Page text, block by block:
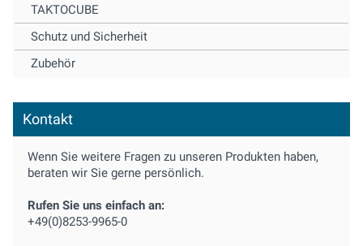
TAKTOCUBE
Schutz und Sicherheit
Zubehör
Kontakt
Wenn Sie weitere Fragen zu unseren Produkten haben,
beraten wir Sie gerne persönlich.
Rufen Sie uns einfach an:
+49(0)8253-9965-0